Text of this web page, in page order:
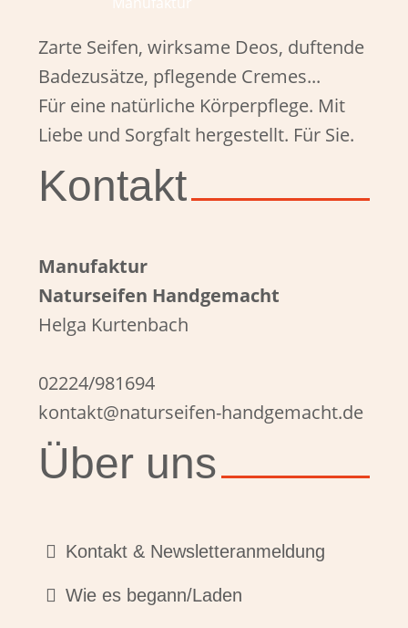
Zarte Seifen, wirksame Deos, duftende
Badezusätze, pflegende Cremes...
Für eine natürliche Körperpflege. Mit
Liebe und Sorgfalt hergestellt. Für Sie.
Kontakt
Manufaktur
Naturseifen Handgemacht
Helga Kurtenbach
02224/981694
kontakt@naturseifen-handgemacht.de
Über uns
Kontakt & Newsletteranmeldung
Wie es begann/Laden